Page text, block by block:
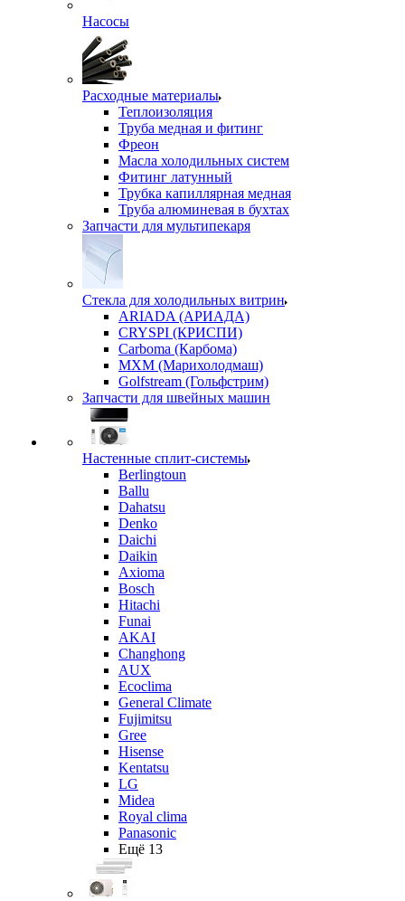
Насосы
Расходные материалы
Теплоизоляция
Труба медная и фитинг
Фреон
Масла холодильных систем
Фитинг латунный
Трубка капиллярная медная
Труба алюминевая в бухтах
Запчасти для мультипекаря
Стекла для холодильных витрин
ARIADA (АРИАДА)
CRYSPI (КРИСПИ)
Carboma (Карбома)
MXM (Марихолодмаш)
Golfstream (Гольфстрим)
Запчасти для швейных машин
Настенные сплит-системы
Berlingtoun
Ballu
Dahatsu
Denko
Daichi
Daikin
Axioma
Bosch
Hitachi
Funai
AKAI
Changhong
AUX
Ecoclima
General Climate
Fujimitsu
Gree
Hisense
Kentatsu
LG
Midea
Royal clima
Panasonic
Ещё 13